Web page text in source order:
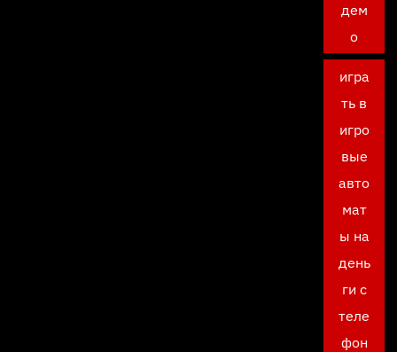
дем
о
игра
ть в
игро
вые
авто
мат
ы на
день
ги с
теле
фон